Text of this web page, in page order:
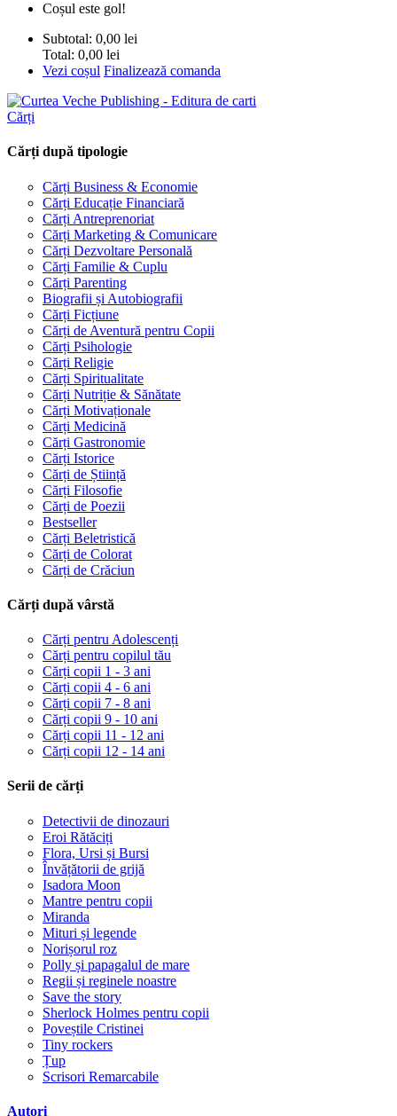
Coșul este gol!
Subtotal: 0,00 lei
Total: 0,00 lei
Vezi coșul Finalizează comanda
Cărți
Cărți după tipologie
Cărți Business & Economie
Cărți Educație Financiară
Cărți Antreprenoriat
Cărți Marketing & Comunicare
Cărți Dezvoltare Personală
Cărți Familie & Cuplu
Cărți Parenting
Biografii și Autobiografii
Cărți Ficțiune
Cărți de Aventură pentru Copii
Cărți Psihologie
Cărți Religie
Cărți Spiritualitate
Cărți Nutriție & Sănătate
Cărți Motivaționale
Cărți Medicină
Cărți Gastronomie
Cărți Istorice
Cărți de Știință
Cărți Filosofie
Cărți de Poezii
Bestseller
Cărți Beletristică
Cărți de Colorat
Cărți de Crăciun
Cărți după vârstă
Cărți pentru Adolescenți
Cărți pentru copilul tău
Cărți copii 1 - 3 ani
Cărți copii 4 - 6 ani
Cărți copii 7 - 8 ani
Cărți copii 9 - 10 ani
Cărți copii 11 - 12 ani
Cărți copii 12 - 14 ani
Serii de cărți
Detectivii de dinozauri
Eroi Rătăciți
Flora, Ursi și Bursi
Învățătorii de grijă
Isadora Moon
Mantre pentru copii
Miranda
Mituri și legende
Norișorul roz
Polly și papagalul de mare
Regii și reginele noastre
Save the story
Sherlock Holmes pentru copii
Poveștile Cristinei
Tiny rockers
Țup
Scrisori Remarcabile
Autori